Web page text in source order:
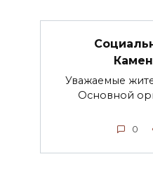
Уважаемые
Основной
0